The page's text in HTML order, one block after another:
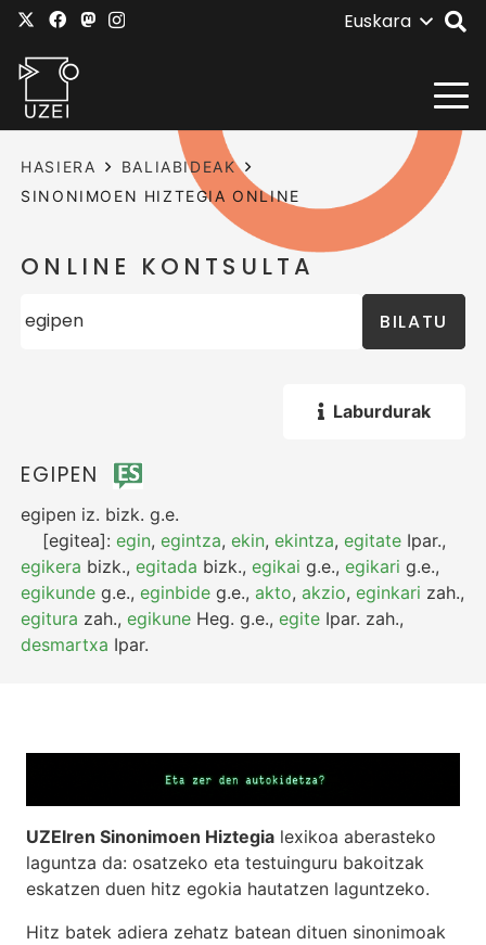
Euskara
HASIERA
BALIABIDEAK
SINONIMOEN HIZTEGIA ONLINE
ONLINE KONTSULTA
BILATU
Laburdurak
EGIPEN
egipen iz. bizk. g.e.
[egitea]:egin,egintza,ekin,ekintza,egitate Ipar.,
egikera bizk.,egitada bizk.,egikai g.e.,egikari g.e.,
egikunde g.e.,eginbide g.e.,akto,akzio,eginkari zah.,
egitura zah.,egikune Heg. g.e.,egite Ipar. zah.,
desmartxa Ipar.
UZEIren Sinonimoen Hiztegia lexikoa aberasteko
laguntza da: osatzeko eta testuinguru bakoitzak
eskatzen duen hitz egokia hautatzen laguntzeko.
Hitz batek adiera zehatz batean dituen sinonimoak